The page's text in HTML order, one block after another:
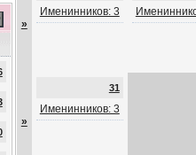
»
Именинников: 3
»
31
Именинников: 3